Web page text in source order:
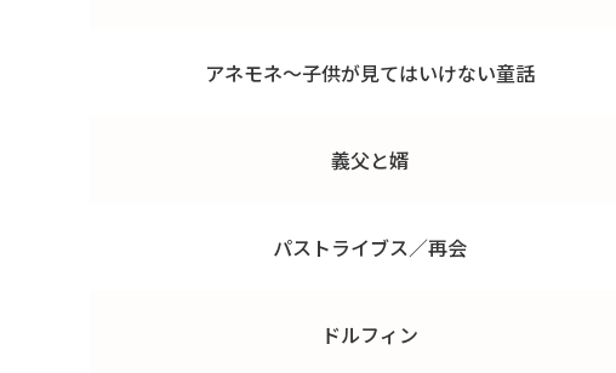
アネモネ～子供が見てはいけない童話
義父と婿
パストライブス／再会
ドルフィン